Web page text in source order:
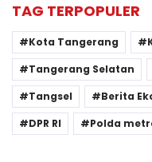
TAG TERPOPULER
Kota Tangerang
Tangerang Selatan
Tangsel
Berita
DPR RI
Polda